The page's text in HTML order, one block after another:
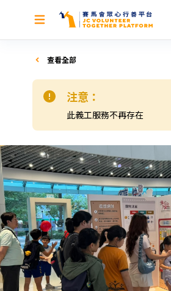
查看全部
注意：
此義工服務不再存在